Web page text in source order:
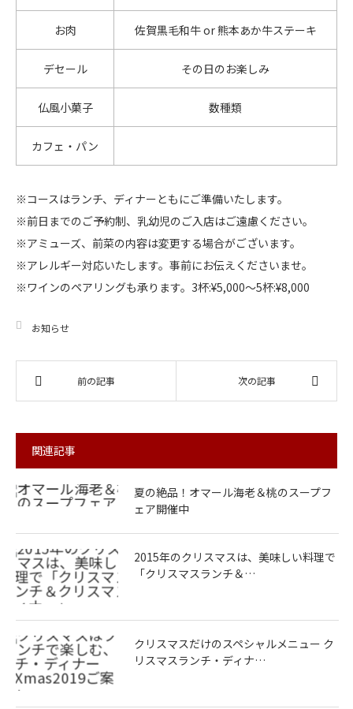
お肉 佐賀黒毛和牛 or 熊本あか牛ステーキ
デセール その日のお楽しみ
仏風小菓子 数種類
カフェ・パン
※コースはランチ、ディナーともにご準備いたします。
※前日までのご予約制、乳幼児のご入店はご遠慮ください。
※アミューズ、前菜の内容は変更する場合がございます。
※アレルギー対応いたします。事前にお伝えくださいませ。
※ワインのペアリングも承ります。3杯:¥5,000〜5杯:¥8,000
お知らせ
前の記事 次の記事
関連記事
夏の絶品！オマール海老＆桃のスープフ
ェア開催中
2015年のクリスマスは、美味しい料理で
「クリスマスランチ＆…
クリスマスだけのスペシャルメニュー ク
リスマスランチ・ディナ…